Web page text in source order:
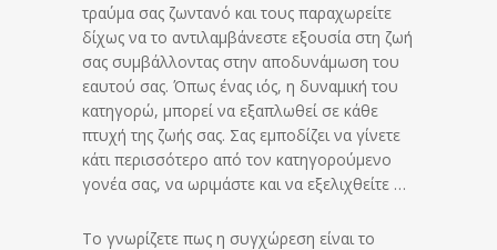
τραύμα σας ζωντανό και τους παραχωρείτε
δίχως να το αντιλαμβάνεστε εξουσία στη ζωή
σας συμβάλλοντας στην αποδυνάμωση του
εαυτού σας. Όπως ένας ιός, η δυναμική του
κατηγορώ, μπορεί να εξαπλωθεί σε κάθε
πτυχή της ζωής σας. Σας εμποδίζει να γίνετε
κάτι περισσότερο από τον κατηγορούμενο
γονέα σας, να ωριμάστε και να εξελιχθείτε …
Το γνωρίζετε πως η συγχώρεση είναι το